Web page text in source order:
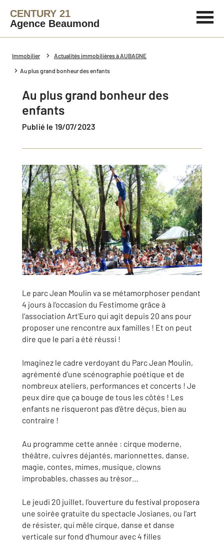
CENTURY 21
Agence Beaumond
Immobilier Actualités immobilières à AUBAGNE
Au plus grand bonheur des enfants
Au plus grand bonheur des
enfants
Publié le 19/07/2023
Le parc Jean Moulin va se métamorphoser pendant
4 jours à l’occasion du Festimome grâce à
l'association Art'Euro qui agit depuis 20 ans pour
proposer une rencontre aux familles ! Et on peut
dire que le pari a été réussi !
Imaginez le cadre verdoyant du Parc Jean Moulin,
agrémenté d'une scénographie poétique et de
nombreux ateliers, performances et concerts ! Je
peux dire que ça bouge de tous les côtés ! Les
enfants ne risqueront pas d’être déçus, bien au
contraire !
Au programme cette année : cirque moderne,
théâtre, cuivres déjantés, marionnettes, danse,
magie, contes, mimes, musique, clowns
improbables, chasses au trésor…
Le jeudi 20 juillet, l'ouverture du festival proposera
une soirée gratuite du spectacle Josianes, ou l'art
de résister, qui mêle cirque, danse et danse
verticale sur fond d'humour avec 4 filles